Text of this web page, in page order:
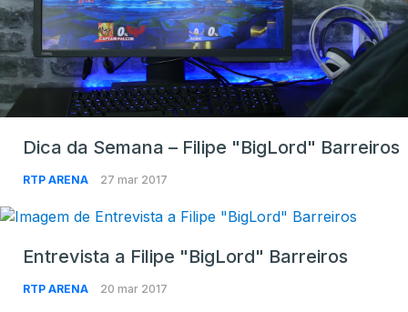
Dica da Semana – Filipe "BigLord" Barreiros
RTP ARENA 27 mar 2017
Entrevista a Filipe "BigLord" Barreiros
RTP ARENA 20 mar 2017